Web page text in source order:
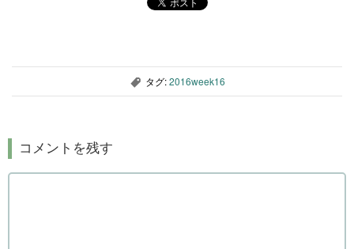
, タグ:2016week16
コメントを残す